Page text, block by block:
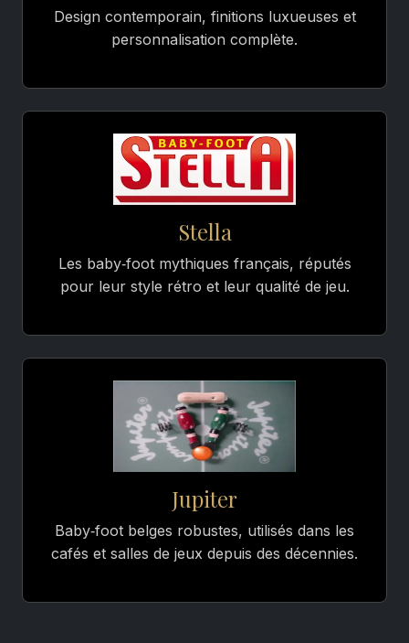
Design contemporain, finitions luxueuses et
personnalisation complète.
Stella
Les baby‑foot mythiques français, réputés
pour leur style rétro et leur qualité de jeu.
Jupiter
Baby‑foot belges robustes, utilisés dans les
cafés et salles de jeux depuis des décennies.